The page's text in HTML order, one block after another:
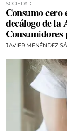
SOCIEDAD
Consumo cero
decálogo de la
Consumidores
JAVIER MENÉNDEZ